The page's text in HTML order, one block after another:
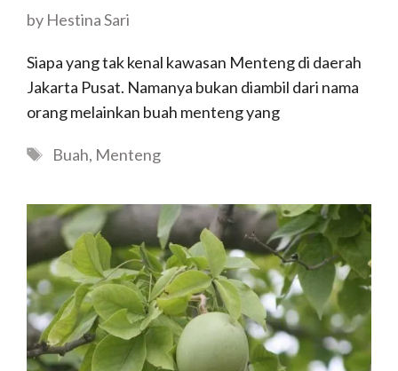
by Hestina Sari
Siapa yang tak kenal kawasan Menteng di daerah
Jakarta Pusat. Namanya bukan diambil dari nama
orang melainkan buah menteng yang
Tags
Buah, Menteng